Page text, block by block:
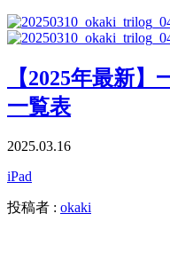
【2025年最新
一覧表
2025.03.16
iPad
投稿者 : okaki